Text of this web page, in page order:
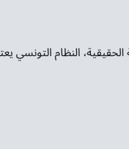
الحقيقية، النظام